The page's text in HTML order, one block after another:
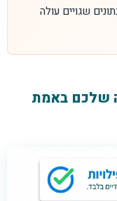
שגויים עולה
שלכם באמת